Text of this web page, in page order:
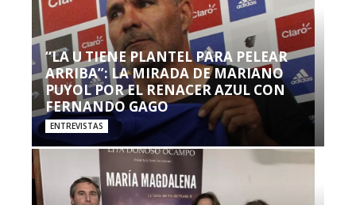
“LA U TIENE PLANTEL PARA PELEAR
ARRIBA”: LA MIRADA DE MARIANO
PUYOL POR EL RENACER AZUL CON
FERNANDO GAGO
ENTREVISTAS